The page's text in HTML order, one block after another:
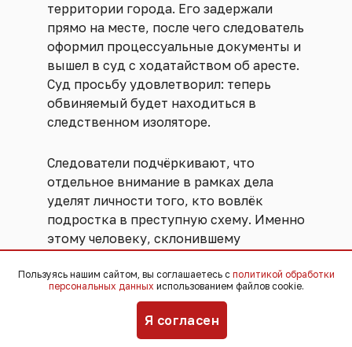
территории города. Его задержали
прямо на месте, после чего следователь
оформил процессуальные документы и
вышел в суд с ходатайством об аресте.
Суд просьбу удовлетворил: теперь
обвиняемый будет находиться в
следственном изоляторе.
Следователи подчёркивают, что
отдельное внимание в рамках дела
уделят личности того, кто вовлёк
подростка в преступную схему. Именно
этому человеку, склонившему
закладчика, также дадут правовую
оценку. Сейчас по делу идёт сбор и
закрепление доказательств: допросы,
экспертизы, анализ переписки и
Пользуясь нашим сайтом, вы соглашаетесь с политикой обработки
персональных данных использованием файлов cookie.
Я согласен